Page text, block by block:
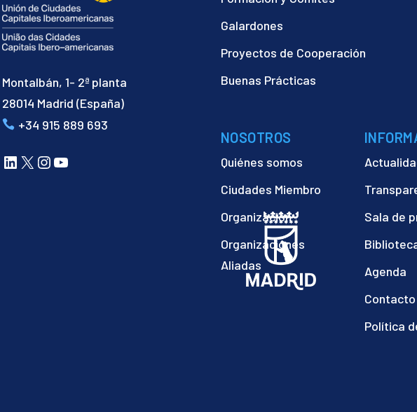
Montalbán, 1- 2ª planta
28014 Madrid (España)
+34 915 889 693
LinkedIn
X Instagram
YouTube
Galardones
Proyectos de Cooperación
Buenas Prácticas
NOSOTROS
Quiénes somos
Ciudades Miembro
Organización
Organizaciones
Aliadas
Sala de
Agenda
Contacto
Política